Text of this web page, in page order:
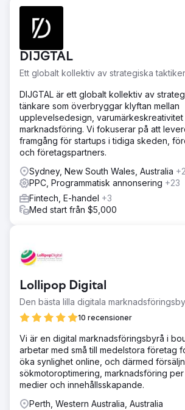
DIJGTAL
Ett globalt kollektiv av strategiska
DIJGTAL är ett globalt kollektiv av
tänkare som överbryggar klyftan mellan
upplevelsedesign, varumärkeskreativitet
marknadsföring. Vi fokuserar på att
framgång för startups i tidiga skeden,
och företagspartners.
Sydney, New South Wales, Australia +2
PPC, Programmatisk annonsering +23
Fintech, E-handel +3
Med start från $5,000
Lollipop Digital
Den bästa lilla digitala
10 recensioner
Vi är en digital marknadsföringsbyrå i
arbetar med små till medelstora företag
öka synlighet online, och därmed
sökmotoroptimering, marknadsföring
medier och innehållsskapande.
Perth, Western Australia, Australia